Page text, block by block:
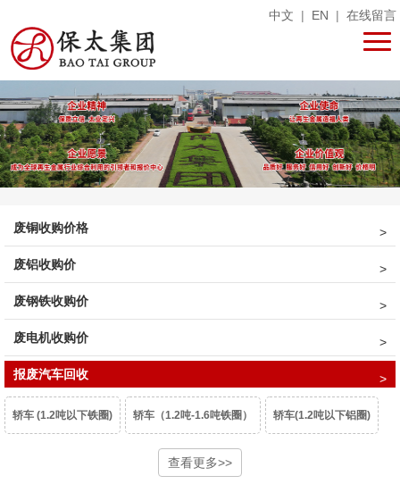
中文 | EN | 在线留言
废铜收购价格
废铝收购价
废钢铁收购价
废电机收购价
报废汽车回收
轿车 (1.2吨以下铁圈) 轿车（1.2吨-1.6吨铁圈） 轿车(1.2吨以下铝圈)
豪华轿车（1.6吨以上铝圈）
查看更多>>